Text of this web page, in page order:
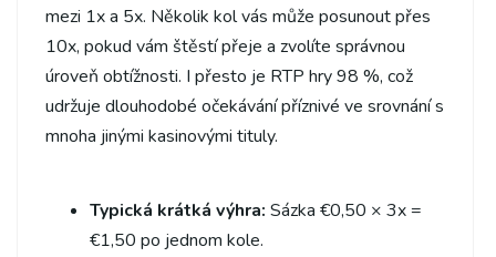
mezi 1x a 5x. Několik kol vás může posunout přes
10x, pokud vám štěstí přeje a zvolíte správnou
úroveň obtížnosti. I přesto je RTP hry 98 %, což
udržuje dlouhodobé očekávání příznivé ve srovnání s
mnoha jinými kasinovými tituly.
Typická krátká výhra: Sázka €0,50 × 3x =
€1,50 po jednom kole.